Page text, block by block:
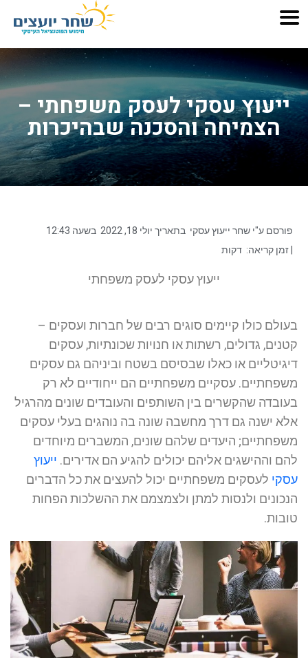
ייעוץ עסקי לעסק משפחתי –
הצמיחה והסכנה שבהיכרות
פורסם ע"י שחר ייעוץ עסקי בתאריך יולי 18, 2022 בשעה
| זמן קריאה: דקות
ייעוץ עסקי לעסק משפחתי
בעולם כולו קיימים סוגים רבים של חברות ועסקים –
קטנים, גדולים, רשתות או חנויות שכונתיות, עסקים
דיגיטליים או כאלו שבסיסם בשטח וביניהם גם עסקים
משפחתיים. עסקיים משפחתיים הם ייחודיים לא רק
בעובדה שהקשרים בין השותפים והעובדים שונים מהרגיל
אלא ישנה גם דרך מחשבה שונה בה נוהגים בעלי עסקים
משפחתיים; היעדים שלהם שונים, המשברים מיוחדים
להם וההישגים אליהם יכולים להגיע הם אדירים. ייעוץ
עסקי לעסקים משפחתיים יכול להעצים את כל הדברים
הנכונים ולנסות למתן ולצמצמם את ההשלכות הפחות
טובות.